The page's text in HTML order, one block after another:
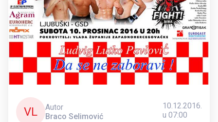
VL
Autor
Braco Selimović
10.12.2016.
u 07:00